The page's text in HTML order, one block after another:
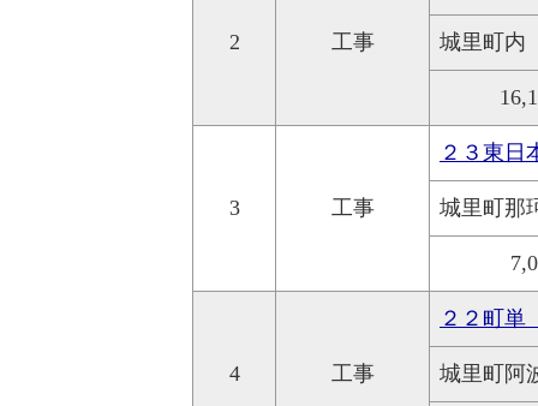
2 工事 城里町内
3 工事
２３東
城里町
4 工事
２２町
城里町阿